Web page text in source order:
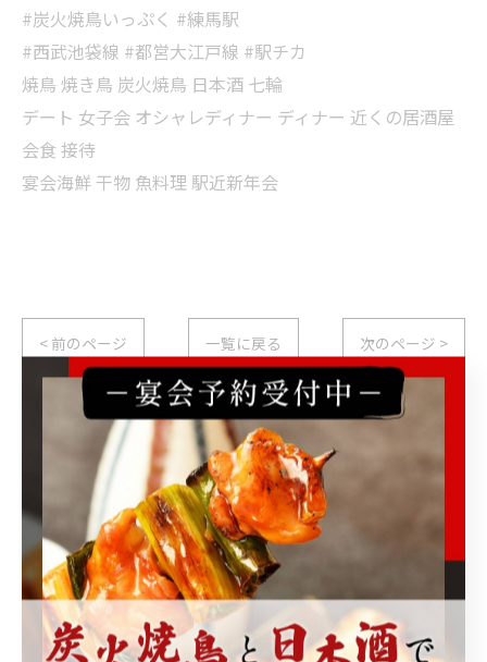
#炭火焼鳥いっぷく #練馬駅
#西武池袋線 #都営大江戸線 #駅チカ
焼鳥 焼き鳥 炭火焼鳥 日本酒 七輪
デート 女子会 オシャレディナー ディナー 近くの居酒屋
会食 接待
宴会海鮮 干物 魚料理 駅近新年会
< 前のページ 一覧に戻る 次のページ >
関連タグ
#練馬駅
カテゴリー Categories